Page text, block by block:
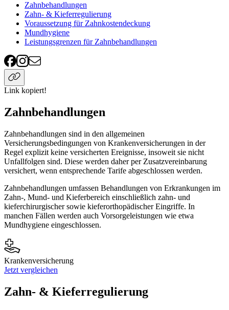
Zahnbehandlungen
Zahn- & Kieferregulierung
Voraussetzung für Zahnkostendeckung
Mundhygiene
Leistungsgrenzen für Zahnbehandlungen
Link kopiert!
Zahnbehandlungen
Zahnbehandlungen sind in den allgemeinen
Versicherungsbedingungen von Krankenversicherungen in der
Regel explizit keine versicherten Ereignisse, insoweit sie nicht
Unfallfolgen sind. Diese werden daher per Zusatzvereinbarung
versichert, wenn entsprechende Tarife abgeschlossen werden.
Zahnbehandlungen umfassen Behandlungen von Erkrankungen im
Zahn-, Mund- und Kieferbereich einschließlich zahn- und
kieferchirurgischer sowie kieferorthopädischer Eingriffe. In
manchen Fällen werden auch Vorsorgeleistungen wie etwa
Mundhygiene eingeschlossen.
Krankenversicherung
Jetzt vergleichen
Zahn- & Kieferregulierung